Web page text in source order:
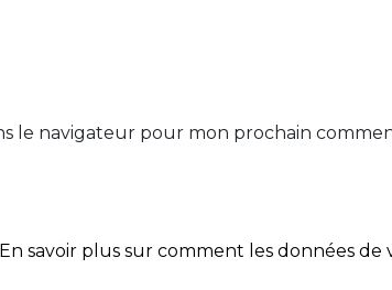
le navigateur pour mon prochain
En savoir plus sur comment les données de